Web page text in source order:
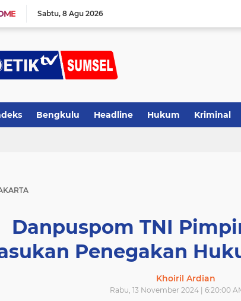
Sabtu 8 Agu 2026
Bengkulu Headline Hukum Kriminal
Danpuspom TNI
Penegakan
Khoiril Ardian
Rabu, 13 November 2024 | 6:20:00